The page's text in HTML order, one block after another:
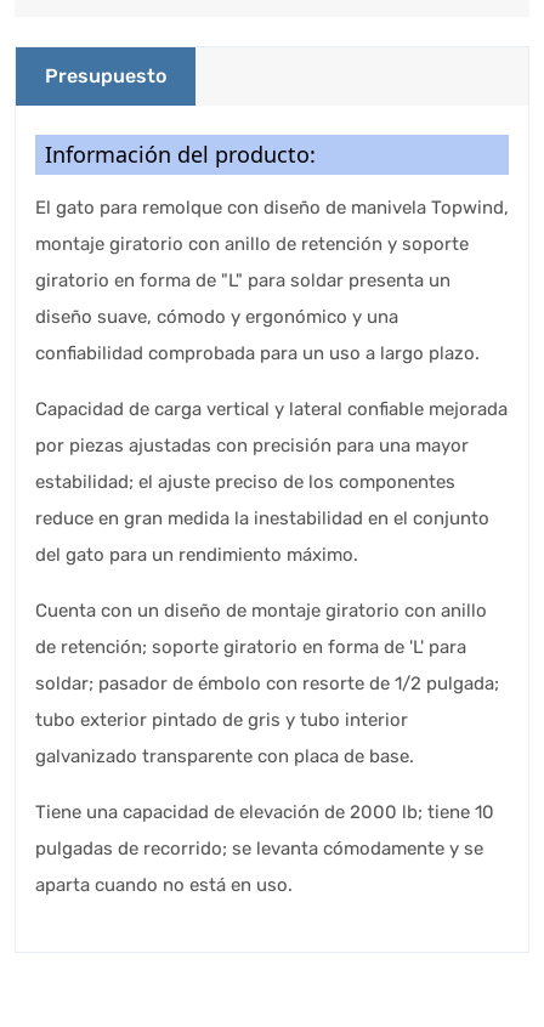
Presupuesto
Información del producto:
El gato para remolque con diseño de manivela Topwind,
montaje giratorio con anillo de retención y soporte
giratorio en forma de "L" para soldar presenta un
diseño suave, cómodo y ergonómico y una
confiabilidad comprobada para un uso a largo plazo.
Capacidad de carga vertical y lateral confiable mejorada
por piezas ajustadas con precisión para una mayor
estabilidad; el ajuste preciso de los componentes
reduce en gran medida la inestabilidad en el conjunto
del gato para un rendimiento máximo.
Cuenta con un diseño de montaje giratorio con anillo
de retención; soporte giratorio en forma de 'L' para
soldar; pasador de émbolo con resorte de 1/2 pulgada;
tubo exterior pintado de gris y tubo interior
galvanizado transparente con placa de base.
Tiene una capacidad de elevación de 2000 lb; tiene 10
pulgadas de recorrido; se levanta cómodamente y se
aparta cuando no está en uso.